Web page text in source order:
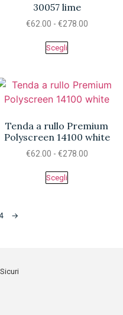
30057 lime
€62.00 - €278.00
Scegli
Tenda a rullo Premium
Polyscreen 14100 white
€62.00 - €278.00
Scegli
→